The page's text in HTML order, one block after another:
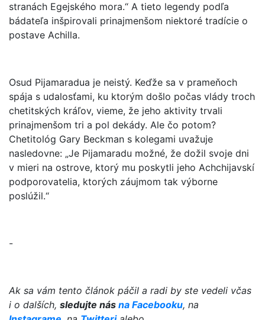
stranách Egejského mora.“ A tieto legendy podľa
bádateľa inšpirovali prinajmenšom niektoré tradície o
postave Achilla.
Osud Pijamaradua je neistý. Keďže sa v prameňoch
spája s udalosťami, ku ktorým došlo počas vlády troch
chetitských kráľov, vieme, že jeho aktivity trvali
prinajmenšom tri a pol dekády. Ale čo potom?
Chetitológ Gary Beckman s kolegami uvažuje
nasledovne: „Je Pijamaradu možné, že dožil svoje dni
v mieri na ostrove, ktorý mu poskytli jeho Achchijavskí
podporovatelia, ktorých záujmom tak výborne
poslúžil.“
-
Ak sa vám tento článok páčil a radi by ste vedeli včas
i o dalších, sledujte nás na Facebooku, na